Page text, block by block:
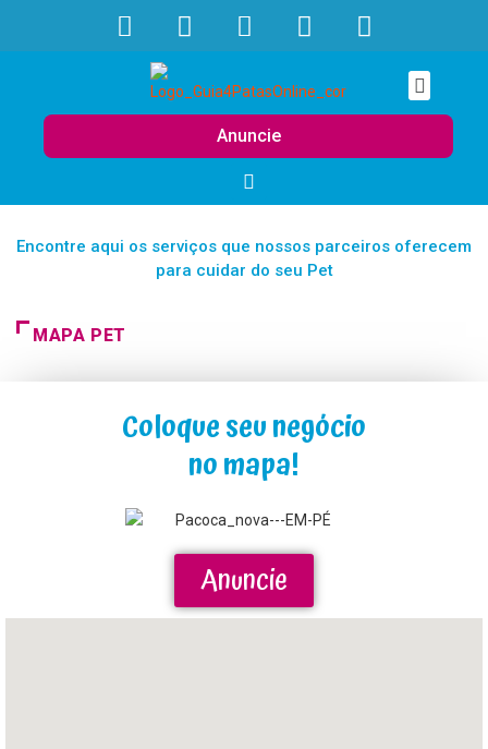
Anuncie
Encontre aqui os serviços que nossos parceiros oferecem
para cuidar do seu Pet
MAPA PET
Coloque seu negócio
no mapa!
Anuncie